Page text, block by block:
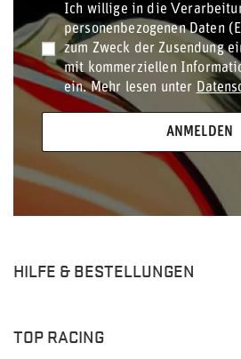
Ich willige in die
personenbezogenen Daten
zum Zweck der Zusendung
mit kommerziellen
ein. Mehr lesen unter
ANMELDEN
HILFE & BESTELLUNGEN
TOP RACING